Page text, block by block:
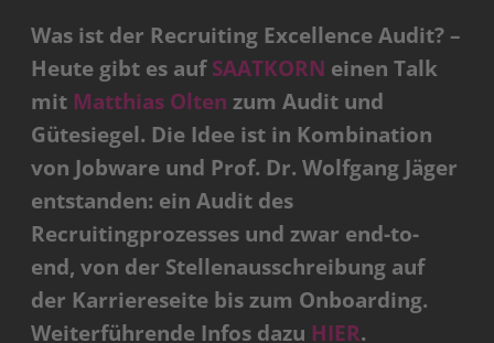
Was ist der Recruiting Excellence Audit? –
Heute gibt es aufSAATKORN einenTalk
mit Matthias Olten zum Audit und
Gütesiegel. Die Idee ist in Kombination
von Jobware und Prof. Dr. Wolfgang Jäger
entstanden: ein Audit des
Recruitingprozesses und zwar end-to-
end, von der Stellenausschreibung auf
der Karriereseite bis zum Onboarding.
Weiterführende Infos dazu HIER.